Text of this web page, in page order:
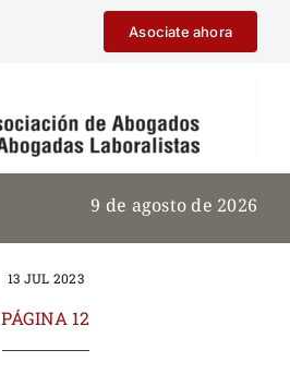
Asociate ahora
9 de agosto de 2026
13 JUL 2023
PÁGINA 12